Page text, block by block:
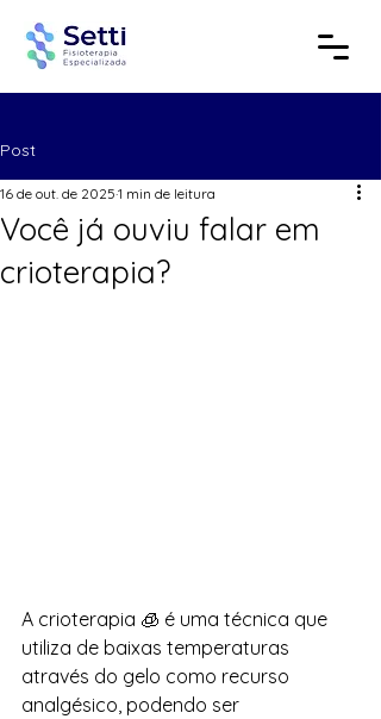
Post
Você já ouviu falar em
crioterapia?
16 de out. de 2025 1 min de leitura
A crioterapia 🧊 é uma técnica que
utiliza de baixas temperaturas
através do gelo como recurso
analgésico, podendo ser